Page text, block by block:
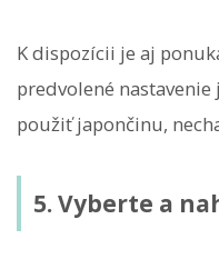
K dispozícii je aj
predvolené nastavenie
použiť japončinu,
5. Vyberte a